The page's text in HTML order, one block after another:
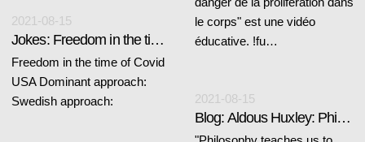
le corps" est une vidéo
éducative. !fu…
2021-08-15
Jokes: Freedom in the time of Covid
Freedom in the time of Covid
USA Dominant approach:
Swedish approach:
2021-08-15
Blog: Aldous Huxley: Philosophy teaches us...